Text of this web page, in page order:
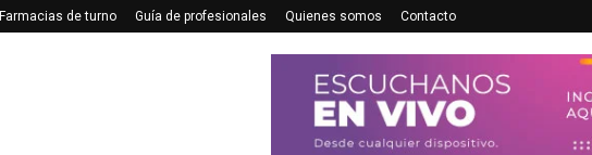
Farmacias de turno Guía de profesionales Quienes somos Contacto